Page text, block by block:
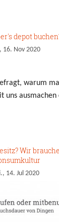
depot
16. Nov 2020
warum
uns
Wir
14. Jul 2020